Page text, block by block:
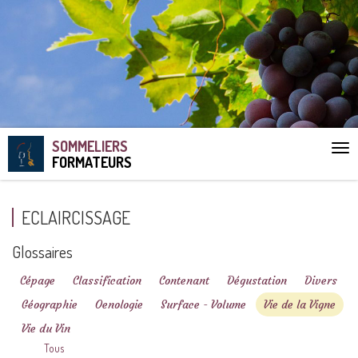
SOMMELIERS
FORMATEURS
ECLAIRCISSAGE
Glossaires
Cépage Classification Contenant Dégustation
Divers
Géographie
Oenologie Surface - Volume
Vie de la Vigne
Vie du Vin
Tous